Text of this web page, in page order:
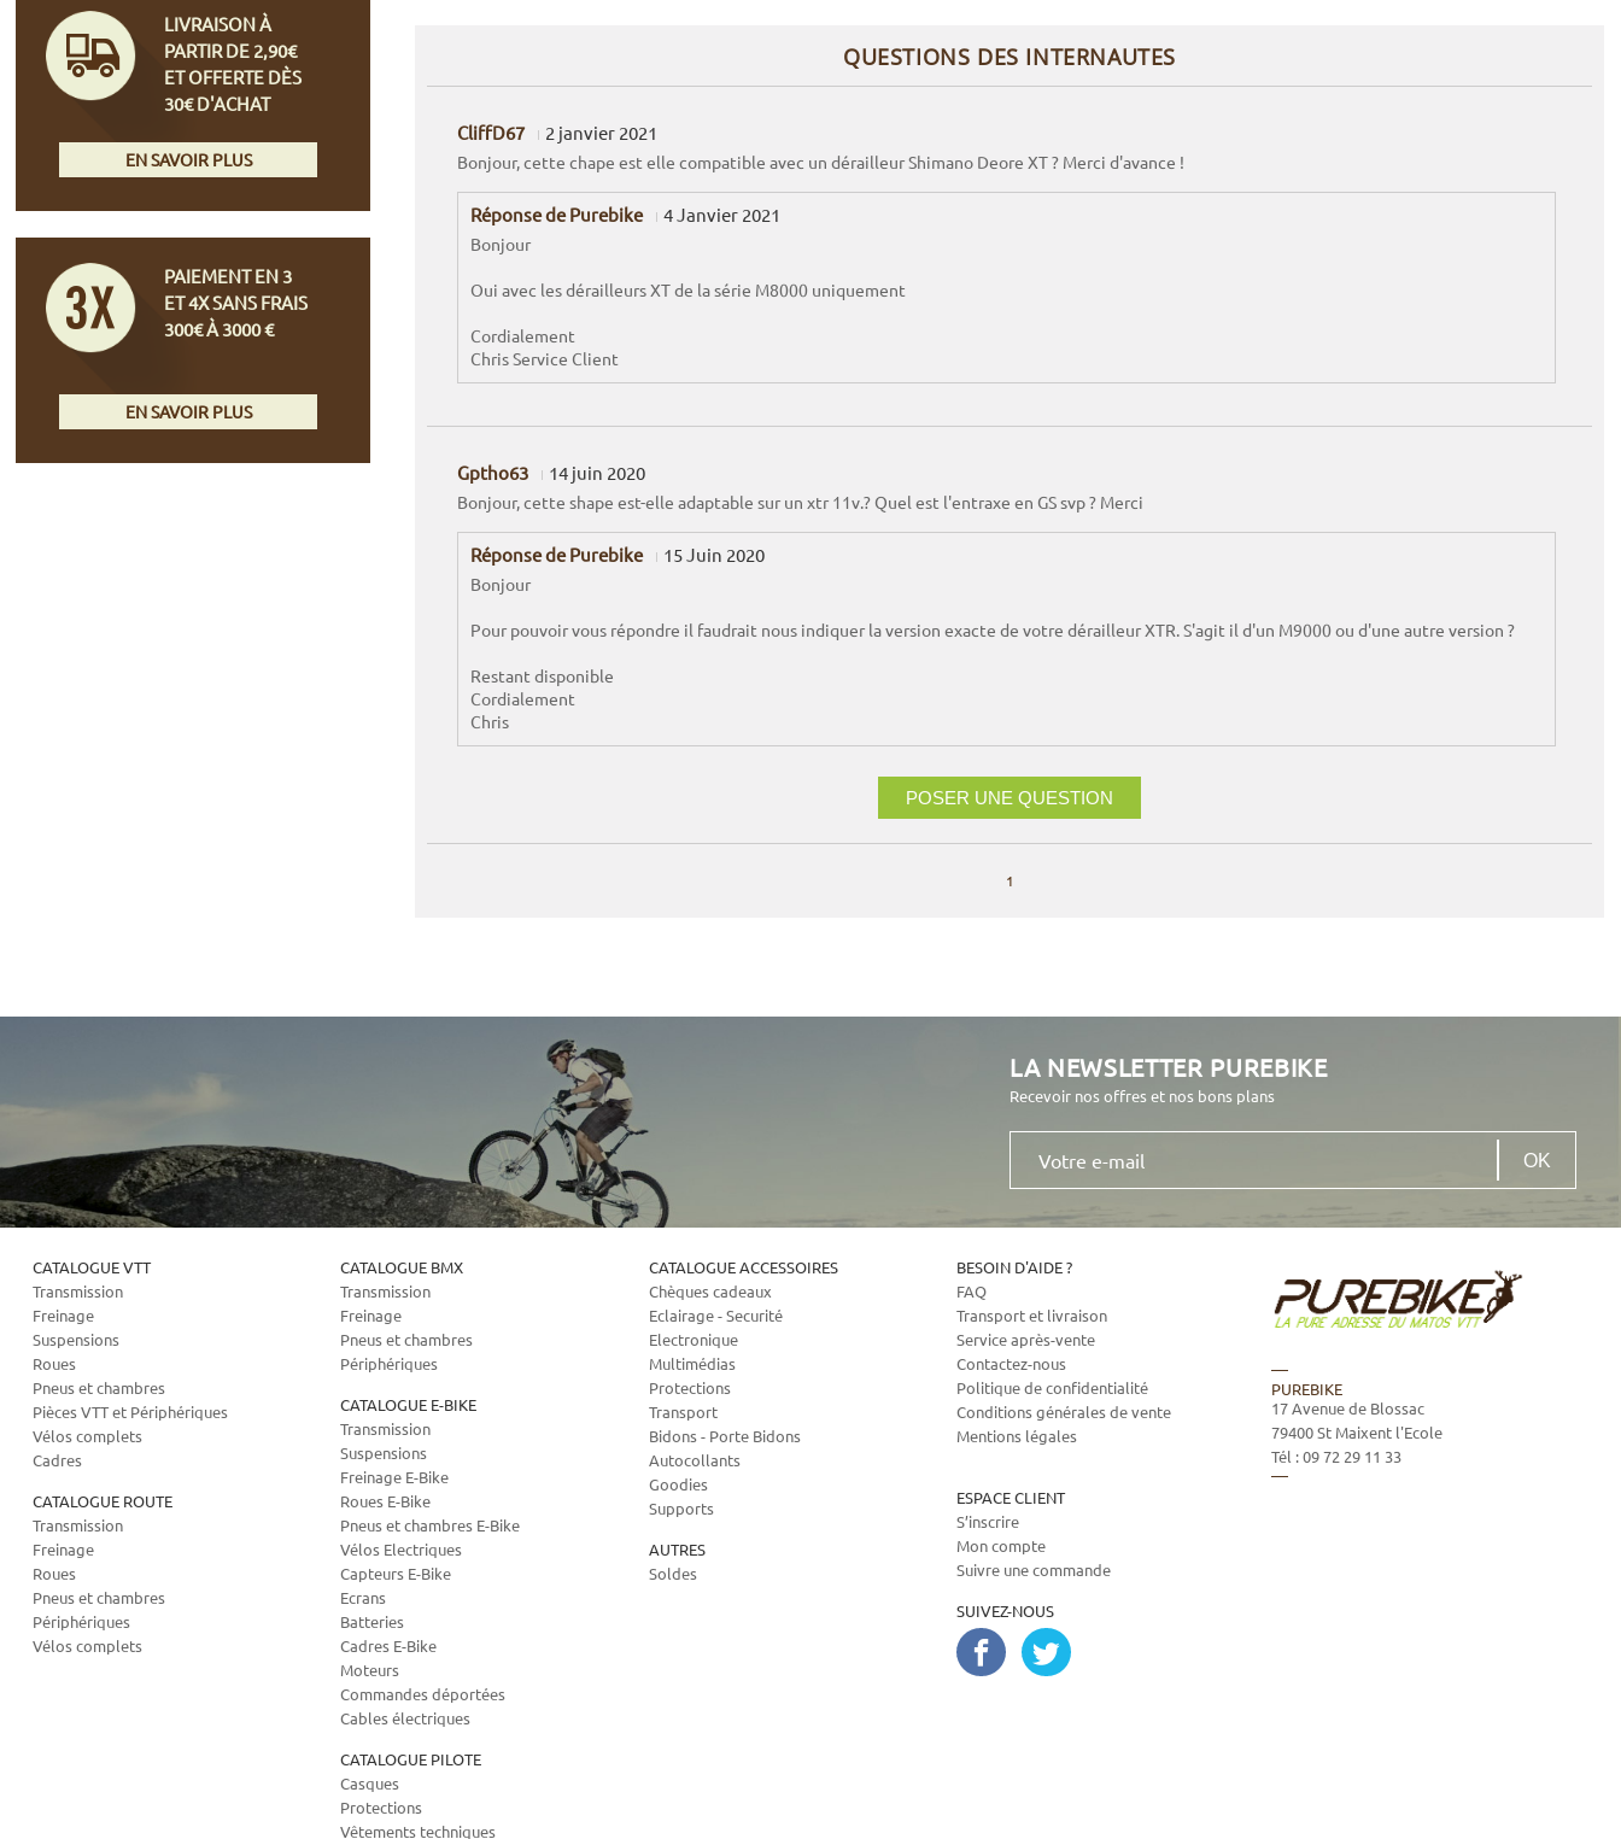
QUESTIONS DES INTERNAUTES
CliffD67 2 janvier 2021
Bonjour, cette chape est elle compatible avec un dérailleur Shimano Deore XT ? Merci d'avance !
Réponse de Purebike 4 Janvier 2021
Bonjour
Oui avec les dérailleurs XT de la série M8000 uniquement
Cordialement
Chris Service Client
Gptho63 14 juin 2020
Bonjour, cette shape est-elle adaptable sur un xtr 11v.? Quel est l'entraxe en GS svp ? Merci
Réponse de Purebike 15 Juin 2020
Bonjour
Pour pouvoir vous répondre il faudrait nous indiquer la version exacte de votre dérailleur XTR. S'agit il d'un M9000 ou d'une autre version ?
Restant disponible
Cordialement
Chris
POSER UNE QUESTION
1
LIVRAISON À
PARTIR DE 2,90€
ET OFFERTE DÈS
30€ D'ACHAT
EN SAVOIR PLUS
PAIEMENT EN 3
ET 4X SANS FRAIS
300€ À 3000 €
EN SAVOIR PLUS
LA NEWSLETTER PUREBIKE
Recevoir nos offres et nos bons plans
Votre
mail
CATALOGUE VTT
Transmission
Freinage
Suspensions
Roues
Pneus et chambres
Pièces VTT et Périphériques
Vélos complets
Cadres
CATALOGUE ROUTE
Transmission
Freinage
Roues
Pneus et chambres
Périphériques
Vélos complets
CATALOGUE BMX
Transmission
Freinage
Pneus et chambres
Périphériques
CATALOGUE E-BIKE
Transmission
Suspensions
Freinage E-Bike
Roues E-Bike
Pneus et chambres E-Bike
Vélos Electriques
Capteurs E-Bike
Ecrans
Batteries
Cadres E-Bike
Moteurs
Commandes déportées
Cables électriques
CATALOGUE PILOTE
Casques
Protections
Vêtements techniques
CATALOGUE ACCESSOIRES
Chèques cadeaux
Eclairage - Securité
Electronique
Multimédias
Protections
Transport
Bidons - Porte Bidons
Autocollants
Goodies
Supports
AUTRES
Soldes
BESOIN D'AIDE ?
FAQ
Transport et livraison
Service après-vente
Contactez-nous
Politique de confidentialité
Conditions générales de vente
Mentions légales
ESPACE CLIENT
S’inscrire
Mon compte
Suivre une commande
SUIVEZ-NOUS
PUREBIKE
17 Avenue de Blossac
79400St Maixent l'Ecole
Tél :09 72 29 11 33